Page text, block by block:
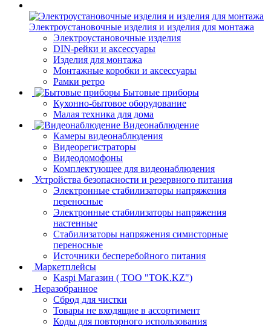
Электроустановочные изделия и изделия для монтажа
Электроустановочные изделия
DIN-рейки и аксессуары
Изделия для монтажа
Монтажные коробки и аксессуары
Рамки ретро
Бытовые приборы
Кухонно-бытовое оборудование
Малая техника для дома
Видеонаблюдение
Камеры видеонаблюдения
Видеорегистраторы
Видеодомофоны
Комплектующее для видеонаблюдения
Устройства безопасности и резервного питания
Электронные стабилизаторы напряжения
переносные
Электронные стабилизаторы напряжения
настенные
Стабилизаторы напряжения симисторные
переносные
Источники бесперебойного питания
Маркетплейсы
Kaspi Магазин ( ТОО "TOK.KZ")
Неразобранное
Сброд для чистки
Товары не входящие в ассортимент
Коды для повторного использования